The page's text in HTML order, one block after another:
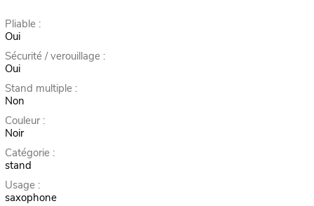
Pliable :
Oui
Sécurité / verouillage :
Oui
Stand multiple :
Non
Couleur :
Noir
Catégorie :
stand
Usage :
saxophone